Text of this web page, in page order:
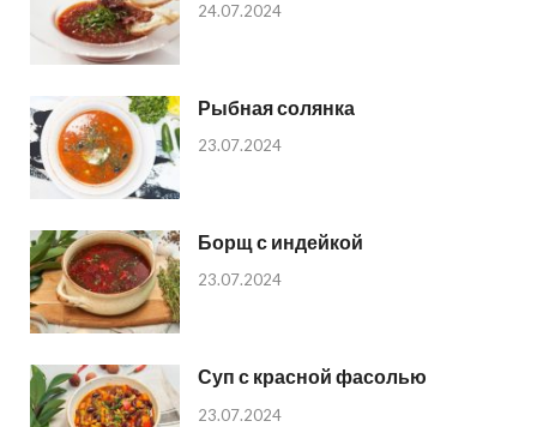
24.07.2024
Рыбная солянка
23.07.2024
Борщ с индейкой
23.07.2024
Суп с красной фасолью
23.07.2024